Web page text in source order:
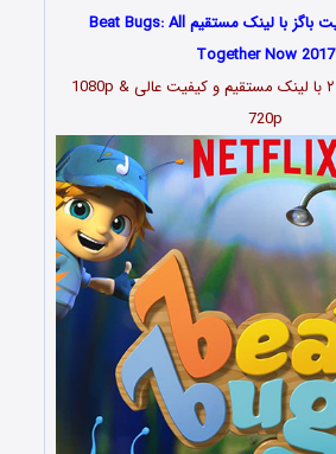
دانلود انیمیشن بیت باگز با لینک مستقیم Beat Bugs: All
Together Now 2017
کارتون بیت باگز ۲۰۱۷ با لینک مستقیم و کیفیت عالی 1080p &
720p